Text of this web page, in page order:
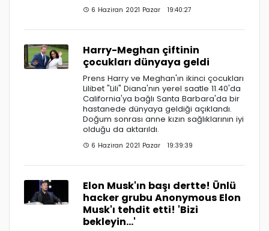
6 Haziran 2021 Pazar 19:40:27
Harry-Meghan çiftinin
çocukları dünyaya geldi
Prens Harry ve Meghan'ın ikinci çocukları
Lilibet "Lili" Diana'nın yerel saatle 11.40'da
California'ya bağlı Santa Barbara'da bir
hastanede dünyaya geldiği açıklandı.
Doğum sonrası anne kızın sağlıklarının iyi
olduğu da aktarıldı.
6 Haziran 2021 Pazar 19:39:39
Elon Musk'ın başı dertte! Ünlü
hacker grubu Anonymous Elon
Musk'ı tehdit etti! 'Bizi
bekleyin...'